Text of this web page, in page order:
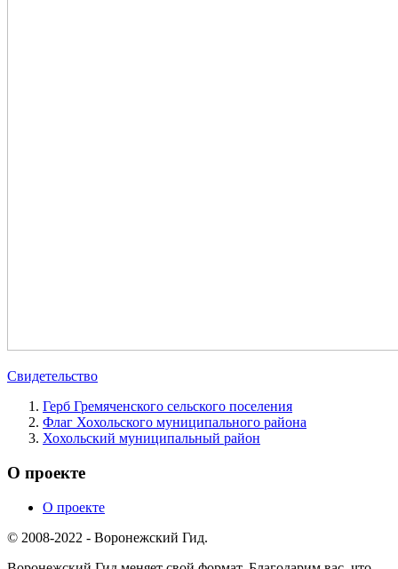
Свидетельство
Герб Гремяченского сельского поселения
Флаг Хохольского муниципального района
Хохольский муниципальный район
О проекте
О проекте
© 2008-2022 - Воронежский Гид.